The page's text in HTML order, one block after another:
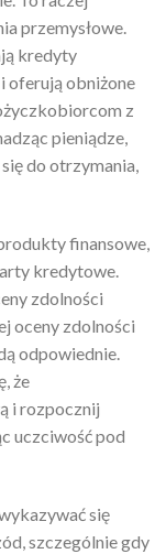
przemysłowe.
kredyty
oferują obniżone
z
pieniądze,
do otrzymania,
finansowe,
kredytowe.
zdolności
oceny zdolności
odpowiednie.
że
i rozpocznij
uczciwość pod
się
szczególnie gdy